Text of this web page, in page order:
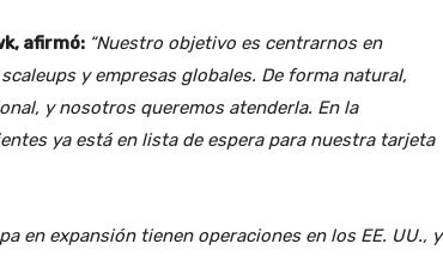
afirmó: “Nuestro objetivo es centrarnos en
y empresas globales. De forma natural,
y nosotros queremos atenderla. En la
ya está en lista de espera para nuestra tarjeta
en expansión tienen operaciones en los EE. UU., y